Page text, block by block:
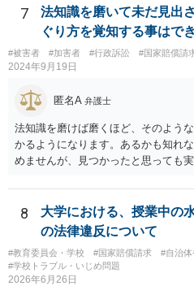
7
法知識を磨いて未だ見出
ぐり方を覚知する事はで
#被害者 #加害者 #行政訴訟 #国家賠償請
2024年9月19日
匿名A 弁護士
法知識を磨けば磨くほど、そのよう
かるようになります。あるかも知れ
めませんが、見つかったと思っても
8
大学における、授業中の
の法律違反について
#教育委員会・学校 #国家賠償請求
#自治
#学校トラブル・いじめ問題
2026年6月26日